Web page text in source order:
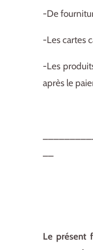
-De
-Les cartes
-Les
après le
Le présent